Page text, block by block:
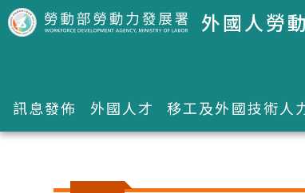
跳到主要內容區塊 外國人勞
訊息發佈 外國人才 移工及外國技術人